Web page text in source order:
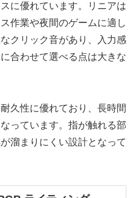
に優れています。リニアは
作業や夜間のゲームに適し
クリック音があり、入力感
合わせて選べる点は大きな
久性に優れており、長時間
っています。指が触れる部
溜まりにくい設計となって